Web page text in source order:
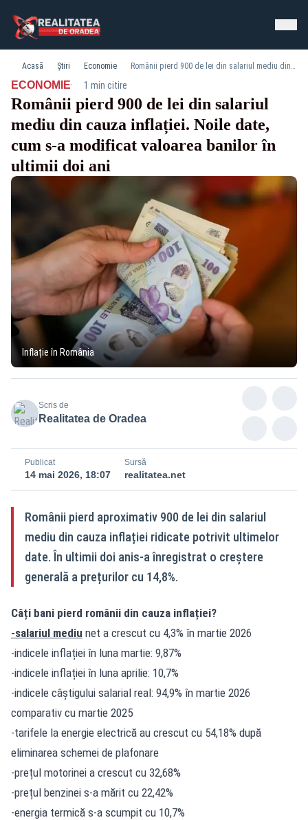
Acasă Știri Economie Românii pierd 900 de lei din salariul mediu din cauza inflației. Noile date, cum s-a modificat valoarea banilor în ultimii doi ani
ECONOMIE· 1 min citire
Românii pierd 900 de lei din salariul
mediu din cauza inflației. Noile date,
cum s-a modificat valoarea banilor în
ultimii doi ani
Inflație în România
Scris de
Realitatea de Oradea
Publicat
14 mai 2026, 18:07
Sursă
realitatea.net
Românii pierd aproximativ 900 de lei din salariul
mediu din cauza inflației ridicate potrivit ultimelor
date. În ultimii doi anis-a înregistrat o creștere
generală a prețurilor cu 14,8%.
Câți bani pierd românii din cauza inflației?
-salariul mediu net a crescut cu 4,3% în martie 2026
-indicele inflației în luna martie: 9,87%
-indicele inflației în luna aprilie: 10,7%
-indicele câștigului salarial real: 94,9% în martie 2026
comparativ cu martie 2025
-tarifele la energie electrică au crescut cu 54,18% după
eliminarea schemei de plafonare
-prețul motorinei a crescut cu 32,68%
-prețul benzinei s-a mărit cu 22,42%
-energia termică s-a scumpit cu 10,7%